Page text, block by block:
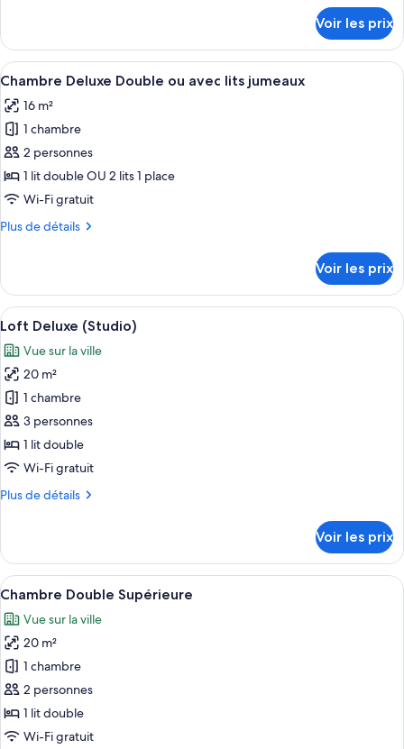
Twin
Room
with
Extra
Bed
le
type
de
Standard
Double
or
Twin
Room
with
Extra
Bed
Voir les prix
Afficher
toutes
les
photos
pour
ce
type
chambre :
Double
ou
avec
lits
jumeaux
Une chambre d’hôtel avec deux lits,
5
Chambre Deluxe Double ou avec lits jumeaux
16 m²
1 chambre
2 personnes
1 lit double OU 2 lits 1 place
Wi-Fi gratuit
Plus de détails
Plus
le
type
de
Chambre
Deluxe
Double
ou
avec
lits
jumeaux
Voir les prix
Afficher
toutes
les
photos
pour
ce
type
de
chambre :
Loft
Une chambre à coucher avec un lit,
4
Loft Deluxe (Studio)
Vue sur la ville
20 m²
1 chambre
3 personnes
1 lit double
Wi-Fi gratuit
Plus de détails
Plus
le
type
de
Loft
Deluxe
(Studio)
Voir les prix
Afficher
toutes
les
photos
pour
ce
type
de
Une chambre à coucher bien
6
Chambre Double Supérieure
Vue sur la ville
20 m²
1 chambre
2 personnes
1 lit double
Wi-Fi gratuit